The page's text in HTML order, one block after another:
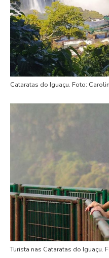
Cataratas do Iguaçu. Foto:
Turista nas Cataratas do Iguaçu.